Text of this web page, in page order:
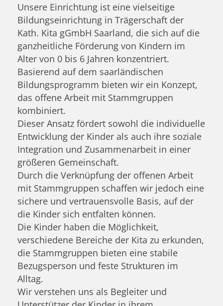
Unsere Einrichtung ist eine vielseitige
Bildungseinrichtung in Trägerschaft der
Kath. Kita gGmbH Saarland, die sich auf die
ganzheitliche Förderung von Kindern im
Alter von 0 bis 6 Jahren konzentriert.
Basierend auf dem saarländischen
Bildungsprogramm bieten wir ein Konzept,
das offene Arbeit mit Stammgruppen
kombiniert.
Dieser Ansatz fördert sowohl die individuelle
Entwicklung der Kinder als auch ihre soziale
Integration und Zusammenarbeit in einer
größeren Gemeinschaft.
Durch die Verknüpfung der offenen Arbeit
mit Stammgruppen schaffen wir jedoch eine
sichere und vertrauensvolle Basis, auf der
die Kinder sich entfalten können.
Die Kinder haben die Möglichkeit,
verschiedene Bereiche der Kita zu erkunden,
die Stammgruppen bieten eine stabile
Bezugsperson und feste Strukturen im
Alltag.
Wir verstehen uns als Begleiter und